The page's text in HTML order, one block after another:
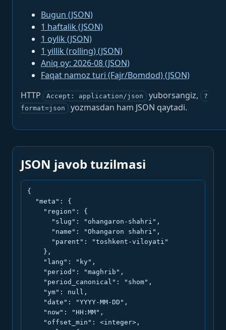
Bugun (JSON)
1 haftalik (JSON)
1 oylik (JSON)
1 yillik (rolling) (JSON)
Aniq oy: 2026-08 (JSON)
Faqat namoz turi (Fajr/Bomdod) (JSON)
HTTP
Accept: application/json yuborsangiz,
?
format=json
yozmasdan ham JSON qaytadi.
JSON javob tuzilmasi
{
  "meta": {
    "region": {
      "slug": "ohangaron-shahri",
      "name": "Ohangaron shahri",
      "parent": "toshkent-viloyati"
    },
    "lang": "ky",
    "period": "maghrib",
    "period_canonical": "shom",
    "ym": null,
    "date": "YYYY-MM-DD",
    "now": "HH:MM",
    "offset_min": <integer>,